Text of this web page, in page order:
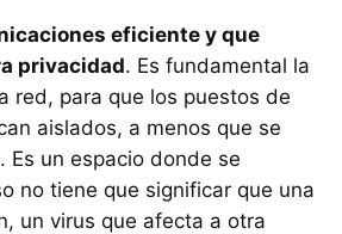
eficiente y que
privacidad. Es fundamental la
red, para que los puestos de
aislados, a menos que se
Es un espacio donde se
no tiene que significar que una
un virus que afecta a otra